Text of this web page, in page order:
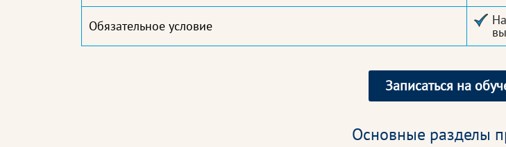
Обязательное условие
Записаться на
Основные разделы